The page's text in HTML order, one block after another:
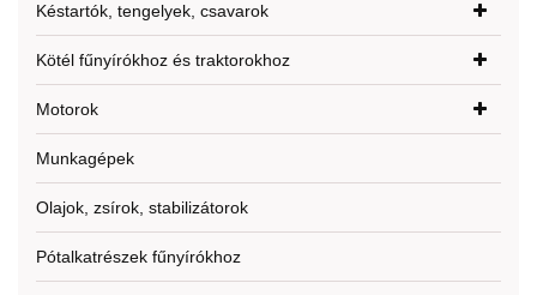
Késtartók, tengelyek, csavarok
Kötél fűnyírókhoz és traktorokhoz
Motorok
Munkagépek
Olajok, zsírok, stabilizátorok
Pótalkatrészek fűnyírókhoz